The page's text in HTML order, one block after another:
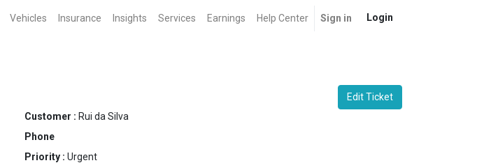
Vehicles Insurance Insights Services Earnings Help Center Sign in Login
Edit Ticket
Customer : Rui da Silva
Phone
Priority : Urgent